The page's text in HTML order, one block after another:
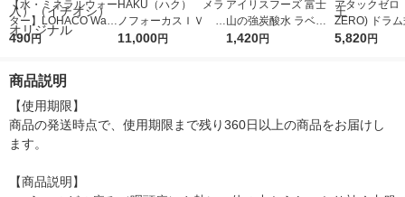
【水・ミネラルウォー
ター】LOHACO Wate
r（ロハコウォータ
シ） オリジナル
490円
HAKU（ハク） メラ
ノフォーカスＩＶ 4
5ｇ 資生堂 おまけ
11,000円
アイリスフーズ 富士
山の強炭酸水 ラベル
レス 500ml 1箱（24
1,420円
アタックゼロ
ZERO) ドラ
詰め替え メガ
5,820円
商品説明
【使用期限】
商品の発送時点で、使用期限まで残り360日以上の商品をお届けし
ます。
【商品説明】